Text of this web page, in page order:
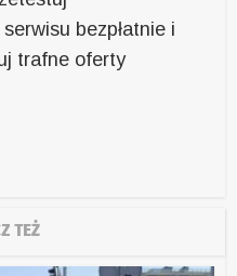
bezpłatnie i
trafne oferty
TEŻ